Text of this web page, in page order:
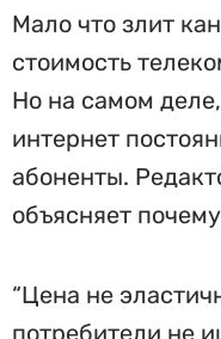
Мало что злит
стоимость
Но на самом
интернет
абоненты.
объясняет
“Цена не
потребители не